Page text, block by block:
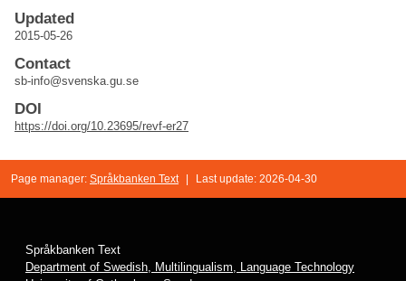
Updated
2015-05-26
Contact
sb-info@svenska.gu.se
DOI
https://doi.org/10.23695/revf-er27
Page manager: Språkbanken Text Last update: 2026-04-30
Språkbanken Text
Department of Swedish, Multilingualism, Language Technology